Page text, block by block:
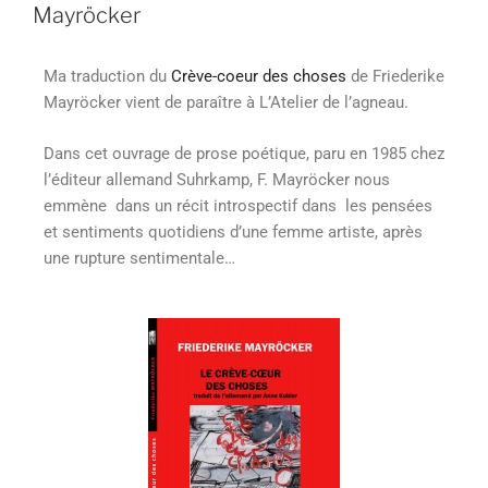
Mayröcker
Ma traduction du Crève-coeur des choses de Friederike
Mayröcker vient de paraître à L’Atelier de l’agneau.
Dans cet ouvrage de prose poétique, paru en 1985 chez
l’éditeur allemand Suhrkamp, F. Mayröcker nous
emmène dans un récit introspectif dans les pensées
et sentiments quotidiens d’une femme artiste, après
une rupture sentimentale…